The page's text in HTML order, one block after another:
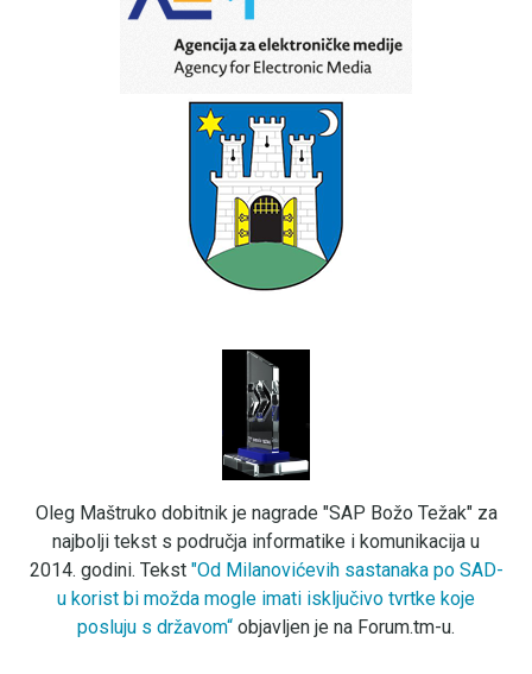
Oleg Maštruko dobitnik je nagrade "SAP Božo Težak" za
najbolji tekst s područja informatike i komunikacija u
2014. godini. Tekst "Od Milanovićevih sastanaka po SAD-
u korist bi možda mogle imati isključivo tvrtke koje
posluju s državom“ objavljen je na Forum.tm-u.